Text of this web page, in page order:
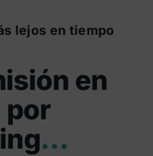
lejos en tiempo
en
por
…